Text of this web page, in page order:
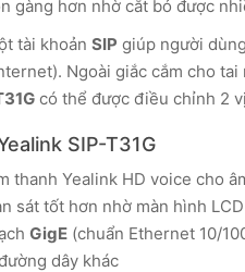
gàng hơn nhờ cắt bỏ được
tài khoản SIP giúp người dùng
Ngoài giắc cắm cho tai
có thể được điều chỉnh 2
SIP-T31G
thanh Yealink HD voice cho
sát tốt hơn nhờ màn hình
GigE (chuẩn Ethernet 10/
dây khác